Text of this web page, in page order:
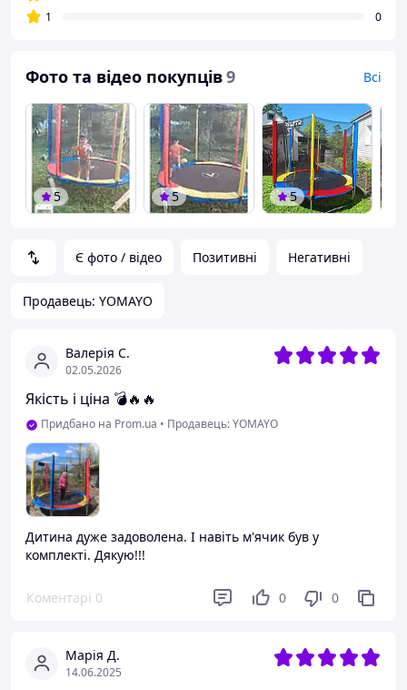
Є фото / відео Позитивні Негативні
Продавець: YOMAYO
Валерія С.
02.05.2026
Якість і ціна 💣🔥🔥
Придбано на Prom.ua • Продавець: YOMAYO
Дитина дуже задоволена. І навіть м'ячик був у
комплекті. Дякую!!!
Коментарі 0 0 0
Марія Д.
14.06.2025
1
0
Фото та відео покупців9 Всі
5 5 5